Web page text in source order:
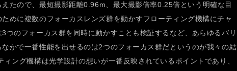
たので、最短撮影距離0.96m、最大撮影倍率0.25倍という明確な目
めに複数のフォーカスレンズ群を動かすフローティング機構にチャ
つのフォーカス群を同時に動かすことも検証するなど、あらゆるバリ
かで一番性能を出せるのは2つのフォーカス群だというのが我々の結
ング機構は光学設計の想いが一番反映されているポイントであり、